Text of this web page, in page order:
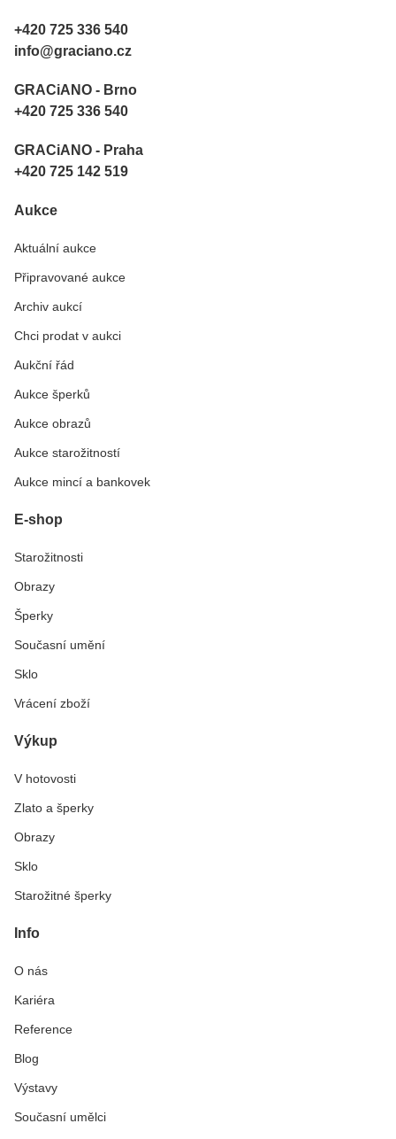
+420 725 336 540
info@graciano.cz
GRACiANO - Brno
+420 725 336 540
GRACiANO - Praha
+420 725 142 519
Aukce
Aktuální aukce
Připravované aukce
Archiv aukcí
Chci prodat v aukci
Aukční řád
Aukce šperků
Aukce obrazů
Aukce starožitností
Aukce mincí a bankovek
E-shop
Starožitnosti
Obrazy
Šperky
Současní umění
Sklo
Vrácení zboží
Výkup
V hotovosti
Zlato a šperky
Obrazy
Sklo
Starožitné šperky
Info
O nás
Kariéra
Reference
Blog
Výstavy
Současní umělci